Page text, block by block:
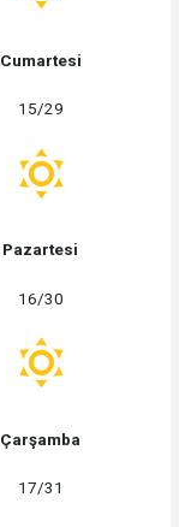
Cumartesi
15/29
Pazartesi
16/30
Çarşamba
17/31